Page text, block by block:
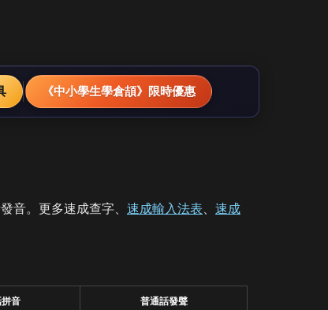
《中小學生學倉頡》限時優惠
音。更多速成查字、 速成輸入法表、 速成
音 普通話發聲